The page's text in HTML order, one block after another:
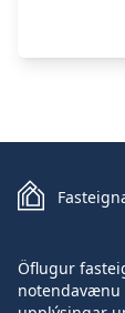
Öflugur
notendavænu